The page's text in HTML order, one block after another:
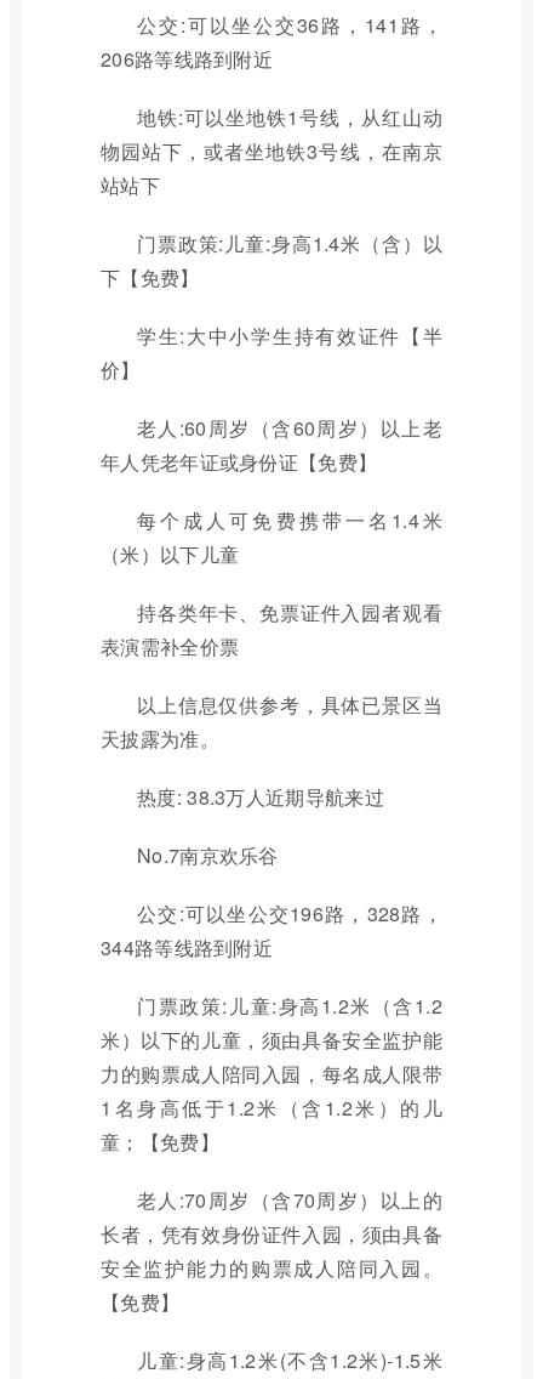
公交:可以坐公交36路，141路，
206路等线路到附近
地铁:可以坐地铁1号线，从红山动
物园站下，或者坐地铁3号线，在南京
站站下
门票政策:儿童:身高1.4米（含）以
下【免费】
学生:大中小学生持有效证件【半
价】
老人:60周岁（含60周岁）以上老
年人凭老年证或身份证【免费】
每个成人可免费携带一名1.4米
（米）以下儿童
持各类年卡、免票证件入园者观看
表演需补全价票
以上信息仅供参考，具体已景区当
天披露为准。
热度: 38.3万人近期导航来过
No.7南京欢乐谷
公交:可以坐公交196路，328路，
344路等线路到附近
门票政策:儿童:身高1.2米（含1.2
米）以下的儿童，须由具备安全监护能
力的购票成人陪同入园，每名成人限带
1名身高低于1.2米（含1.2米）的儿
童；【免费】
老人:70周岁（含70周岁）以上的
长者，凭有效身份证件入园，须由具备
安全监护能力的购票成人陪同入园。
【免费】
儿童:身高1.2米(不含1.2米)-1.5米